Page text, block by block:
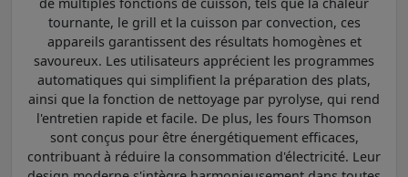
tournante, le grill et la cuisson par convection, ces
appareils garantissent des résultats homogènes et
savoureux. Les utilisateurs apprécient les programmes
automatiques qui simplifient la préparation des plats,
ainsi que la fonction de nettoyage par pyrolyse, qui rend
l'entretien rapide et facile. De plus, les fours Thomson
sont conçus pour être énergétiquement efficaces,
contribuant à réduire la consommation d'électricité. Leur